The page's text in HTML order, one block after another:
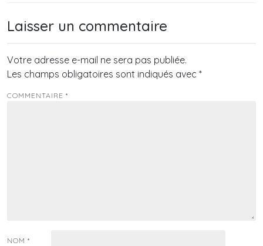
Laisser un commentaire
Votre adresse e-mail ne sera pas publiée.
Les champs obligatoires sont indiqués avec *
COMMENTAIRE *
NOM *